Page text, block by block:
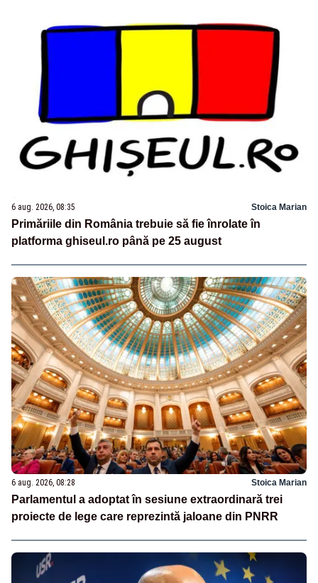
6 aug. 2026, 08:35 Stoica Marian
Primăriile din România trebuie să fie înrolate în
platforma ghiseul.ro până pe 25 august
6 aug. 2026, 08:28 Stoica Marian
Parlamentul a adoptat în sesiune extraordinară trei
proiecte de lege care reprezintă jaloane din PNRR